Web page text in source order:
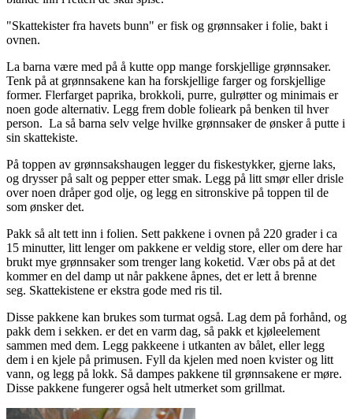
"Skattekister fra havets bunn" er fisk og grønnsaker i folie, bakt i
ovnen.
La barna være med på å kutte opp mange forskjellige grønnsaker.
Tenk på at grønnsakene kan ha forskjellige farger og forskjellige
former. Flerfarget paprika, brokkoli, purre, gulrøtter og minimais er
noen gode alternativ. Legg frem doble folieark på benken til hver
person. La så barna selv velge hvilke grønnsaker de ønsker å putte i
sin skattekiste.
På toppen av grønnsakshaugen legger du fiskestykker, gjerne laks,
og drysser på salt og pepper etter smak. Legg på litt smør eller drisle
over noen dråper god olje, og legg en sitronskive på toppen til de
som ønsker det.
Pakk så alt tett inn i folien. Sett pakkene i ovnen på 220 grader i ca
15 minutter, litt lenger om pakkene er veldig store, eller om dere har
brukt mye grønnsaker som trenger lang koketid. Vær obs på at det
kommer en del damp ut når pakkene åpnes, det er lett å brenne
seg. Skattekistene er ekstra gode med ris til.
Disse pakkene kan brukes som turmat også. Lag dem på forhånd, og
pakk dem i sekken. er det en varm dag, så pakk et kjøleelement
sammen med dem. Legg pakkeene i utkanten av bålet, eller legg
dem i en kjele på primusen. Fyll da kjelen med noen kvister og litt
vann, og legg på lokk. Så dampes pakkene til grønnsakene er møre.
Disse pakkene fungerer også helt utmerket som grillmat.